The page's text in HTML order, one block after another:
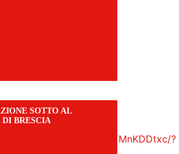
SOTTO AL
BRESCIA
share/r/1EMnKDDtxc/?